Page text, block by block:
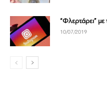
“Φλερτάρει”
10/07/2019